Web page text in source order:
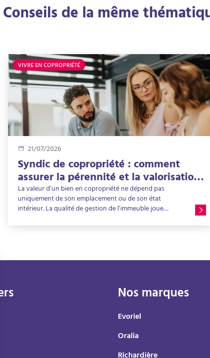
Conseils de la même
VIVRE EN COPROPRIÉTÉ
21/07/2026
Syndic de copropriété : comment
assurer la pérennité et la valorisation
d’un immeuble ?
La valeur d’un bien en copropriété ne dépend pas
uniquement de son emplacement ou de son état
intérieur. La qualité de gestion de l’immeuble joue
entretenu, correctement équipé et suivi dans le temps
est au cœur de la gestion de l'immeuble. Au-delà de ses
rigoureuse, une bonne anticipation des travaux et un
accompagnement des copropriétaires dans leurs
favorise la pérennité du patrimoine immobilier collectif.
Nos marques
Evoriel
Oralia